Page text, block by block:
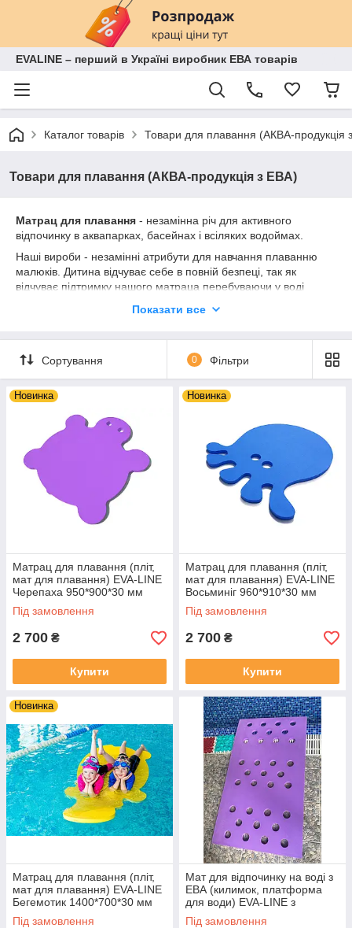
EVALINE – перший в Україні виробник ЕВА товарів
Каталог товарів Товари для плавання (АКВА-продукція
Товари для плавання (АКВА-продукція з ЕВА)
Матрац для плавання - незамінна річ для активного
відпочинку в аквапарках, басейнах і всіляких водоймах.
Наші вироби - незамінні атрибути для навчання плаванню
малюків. Дитина відчуває себе в повній безпеці, так як
відчуває підтримку нашого матраца перебуваючи у воді
вибрати потрібний килимок для плавання.
Показати все
Сортування 0 Фільтри
Новинка
Матрац для плавання (пліт,
мат для плавання) EVA-LINE
Черепаха 950*900*30 мм
Під замовлення
2 700 ₴
Купити
Новинка
Матрац для плавання (пліт,
мат для плавання) EVA-LINE
Восьминіг 960*910*30 мм
Під замовлення
2 700 ₴
Купити
Новинка
Матрац для плавання (пліт,
мат для плавання) EVA-LINE
Бегемотик 1400*700*30 мм
Під замовлення
Мат для відпочинку на воді з
ЕВА (килимок, платформа
для води) EVA-LINE з
отвірами 1450*830*30 мм
Під замовлення